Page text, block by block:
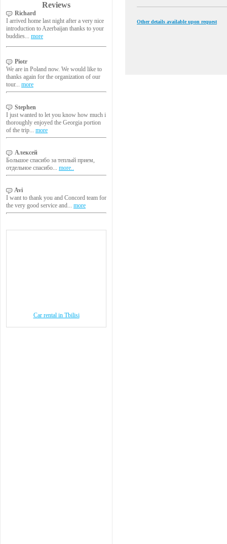
Reviews
Richard
I arrived home last night after a very nice
introduction to Azerbaijan thanks to your
buddies... more
Piotr
We are in Poland now. We would like to
thanks again for the organization of our
tour... more
Stephen
I just wanted to let you know how much i
thoroughly enjoyed the Georgia portion
of the trip... more
Алексей
Большое спасибо за теплый прием,
отдельное спасибо... more..
Avi
I want to thank you and Concord team for
the very good service and... more
Car rental in Tbilisi
Other details available upon request